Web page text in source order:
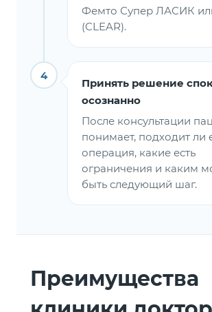
Фемто Супер ЛАСИК
(CLEAR).
4
Принять решение
осознанно
После консультации
понимает, подходит ли
операция, какие есть
ограничения и каким
быть следующий шаг.
Преимущества